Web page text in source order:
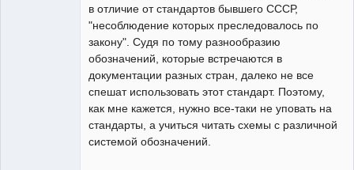
в отличие от стандартов бывшего СССР,
"несоблюдение которых преследовалось по
закону". Судя по тому разнообразию
обозначений, которые встречаются в
документации разных стран, далеко не все
спешат использовать этот стандарт. Поэтому,
как мне кажется, нужно все-таки не уповать на
стандарты, а учиться читать схемы с различной
системой обозначений.